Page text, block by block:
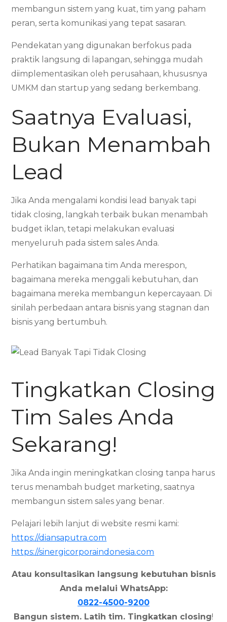
membangun sistem yang kuat, tim yang paham
peran, serta komunikasi yang tepat sasaran.
Pendekatan yang digunakan berfokus pada
praktik langsung di lapangan, sehingga mudah
diimplementasikan oleh perusahaan, khususnya
UMKM dan startup yang sedang berkembang.
Saatnya Evaluasi,
Bukan Menambah
Lead
Jika Anda mengalami kondisi lead banyak tapi
tidak closing, langkah terbaik bukan menambah
budget iklan, tetapi melakukan evaluasi
menyeluruh pada sistem sales Anda.
Perhatikan bagaimana tim Anda merespon,
bagaimana mereka menggali kebutuhan, dan
bagaimana mereka membangun kepercayaan. Di
sinilah perbedaan antara bisnis yang stagnan dan
bisnis yang bertumbuh.
Tingkatkan Closing
Tim Sales Anda
Sekarang!
Jika Anda ingin meningkatkan closing tanpa harus
terus menambah budget marketing, saatnya
membangun sistem sales yang benar.
Pelajari lebih lanjut di website resmi kami:
https://diansaputra.com
https://sinergicorporaindonesia.com
Atau konsultasikan langsung kebutuhan bisnis
Anda melalui WhatsApp:
0822-4500-9200
Bangun sistem. Latih tim. Tingkatkan closing!